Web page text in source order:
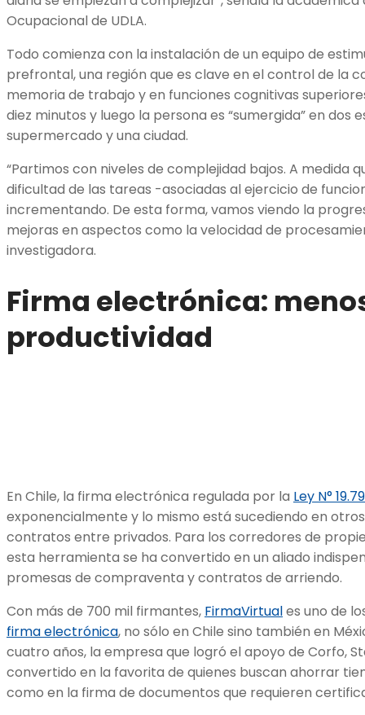
Ocupacional de UDLA.
Todo comienza con la instalación de un equipo de
prefrontal, una región que es clave en el control de la
memoria de trabajo y en funciones cognitivas
diez minutos y luego la persona es “sumergida” en dos
supermercado y una ciudad.
“Partimos con niveles de complejidad bajos. A medida
dificultad de las tareas -asociadas al ejercicio de
incrementando. De esta forma, vamos viendo la
mejoras en aspectos como la velocidad de
investigadora.
Firma electrónica:
productividad
En Chile, la firma electrónica regulada por la Ley N°
exponencialmente y lo mismo está sucediendo en
contratos entre privados. Para los corredores de
esta herramienta se ha convertido en un aliado
promesas de compraventa y contratos de arriendo.
Con más de 700 mil firmantes, FirmaVirtuales uno de
firma electrónica, no sólo en Chile sino también en
cuatro años, la empresa que logró el apoyo de Corfo,
convertido en la favorita de quienes buscan ahorrar
como en la firma de documentos que requieren